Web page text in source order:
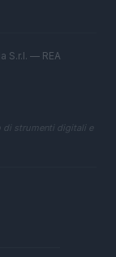
S.r.l. — REA
di strumenti digitali e